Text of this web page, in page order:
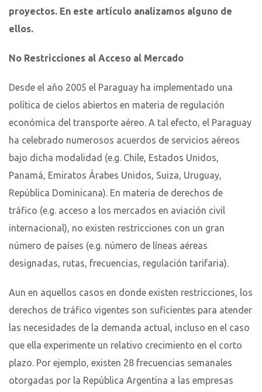
proyectos. En este artículo analizamos alguno de
ellos.
No Restricciones al Acceso al Mercado
Desde el año 2005 el Paraguay ha implementado una
política de cielos abiertos en materia de regulación
económica del transporte aéreo. A tal efecto, el Paraguay
ha celebrado numerosos acuerdos de servicios aéreos
bajo dicha modalidad (e.g. Chile, Estados Unidos,
Panamá, Emiratos Árabes Unidos, Suiza, Uruguay,
República Dominicana). En materia de derechos de
tráfico (e.g. acceso a los mercados en aviación civil
internacional), no existen restricciones con un gran
número de países (e.g. número de líneas aéreas
designadas, rutas, frecuencias, regulación tarifaria).
Aun en aquellos casos en donde existen restricciones, los
derechos de tráfico vigentes son suficientes para atender
las necesidades de la demanda actual, incluso en el caso
que ella experimente un relativo crecimiento en el corto
plazo. Por ejemplo, existen 28 frecuencias semanales
otorgadas por la República Argentina a las empresas